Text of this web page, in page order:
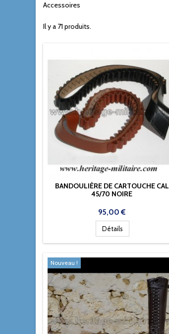
Accessoires
Il y a 71 produits.
BANDOULIÈRE DE CARTOUCHE CAL
45/70 NOIRE
Prix
95,00 €
Détails
Nouveau !